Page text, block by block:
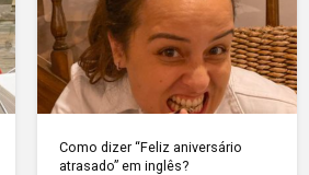
Como dizer “Feliz aniversário
atrasado” em inglês?